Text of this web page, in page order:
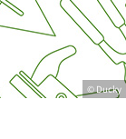
© Ducky